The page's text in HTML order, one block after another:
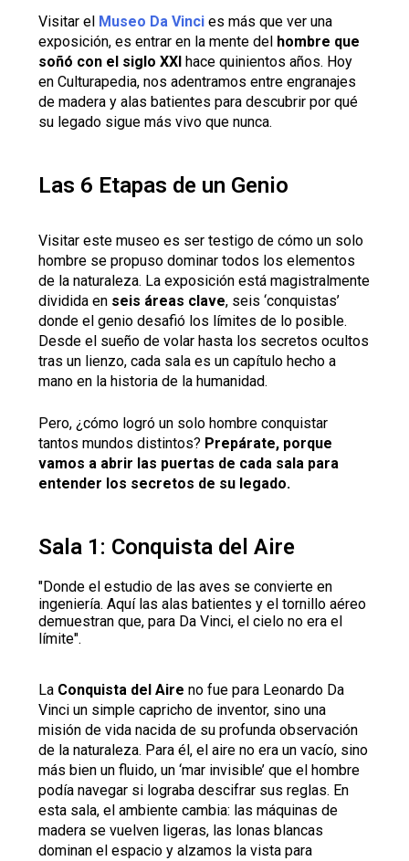
Visitar el Museo Da Vinci es más que ver una
exposición, es entrar en la mente del hombre que
soñó con el siglo XXI hace quinientos años. Hoy
en Culturapedia, nos adentramos entre engranajes
de madera y alas batientes para descubrir por qué
su legado sigue más vivo que nunca.
Las 6 Etapas de un Genio
Visitar este museo es ser testigo de cómo un solo
hombre se propuso dominar todos los elementos
de la naturaleza. La exposición está magistralmente
dividida en seis áreas clave, seis ‘conquistas’
donde el genio desafió los límites de lo posible.
Desde el sueño de volar hasta los secretos ocultos
tras un lienzo, cada sala es un capítulo hecho a
mano en la historia de la humanidad.
Pero, ¿cómo logró un solo hombre conquistar
tantos mundos distintos? Prepárate, porque
vamos a abrir las puertas de cada sala para
entender los secretos de su legado.
Sala 1: Conquista del Aire
"Donde el estudio de las aves se convierte en
ingeniería. Aquí las alas batientes y el tornillo aéreo
demuestran que, para Da Vinci, el cielo no era el
límite".
La Conquista del Aire no fue para Leonardo Da
Vinci un simple capricho de inventor, sino una
misión de vida nacida de su profunda observación
de la naturaleza. Para él, el aire no era un vacío, sino
más bien un fluido, un ‘mar invisible’ que el hombre
podía navegar si lograba descifrar sus reglas. En
esta sala, el ambiente cambia: las máquinas de
madera se vuelven ligeras, las lonas blancas
dominan el espacio y alzamos la vista para